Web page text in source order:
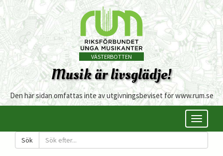
VÄSTERBOTTEN
Musik är livsglädje!
Den här sidan omfattas inte av utgivningsbeviset för www.rum.se
Öppna/
meny
Sök